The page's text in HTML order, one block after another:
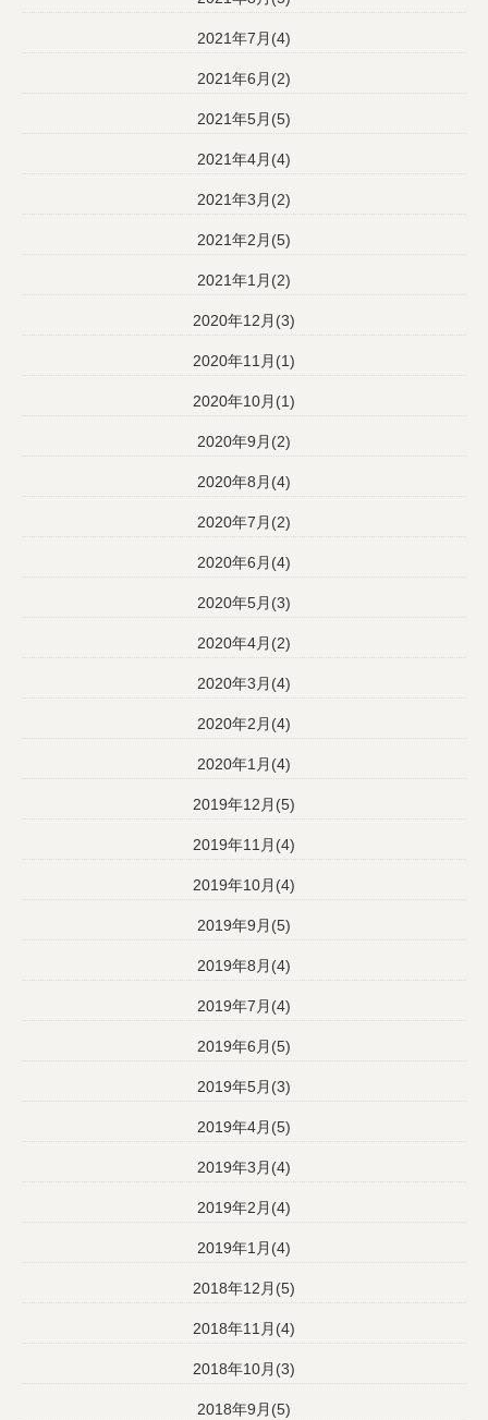
2021年7月(4)
2021年6月(2)
2021年5月(5)
2021年4月(4)
2021年3月(2)
2021年2月(5)
2021年1月(2)
2020年12月(3)
2020年11月(1)
2020年10月(1)
2020年9月(2)
2020年8月(4)
2020年7月(2)
2020年6月(4)
2020年5月(3)
2020年4月(2)
2020年3月(4)
2020年2月(4)
2020年1月(4)
2019年12月(5)
2019年11月(4)
2019年10月(4)
2019年9月(5)
2019年8月(4)
2019年7月(4)
2019年6月(5)
2019年5月(3)
2019年4月(5)
2019年3月(4)
2019年2月(4)
2019年1月(4)
2018年12月(5)
2018年11月(4)
2018年10月(3)
2018年9月(5)